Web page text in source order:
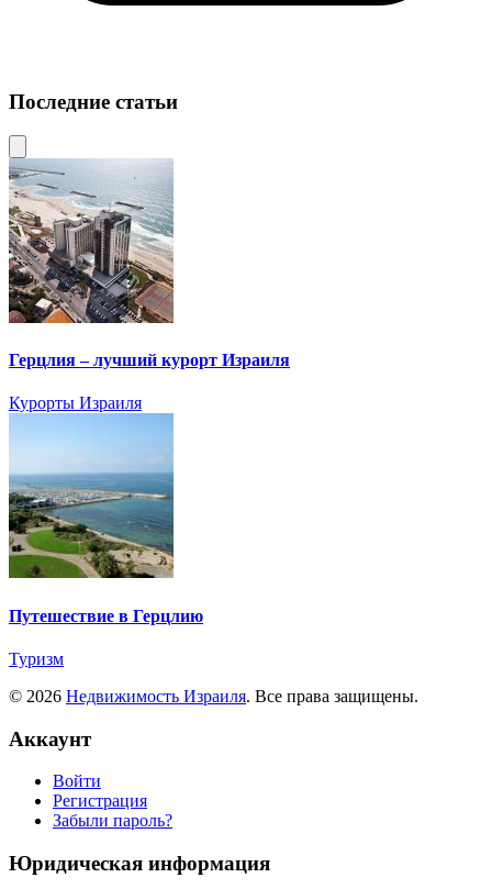
Последние статьи
Герцлия – лучший курорт Израиля
Курорты Израиля
Путешествие в Герцлию
Туризм
© 2026 Недвижимость Израиля. Все права защищены.
Аккаунт
Войти
Регистрация
Забыли пароль?
Юридическая информация